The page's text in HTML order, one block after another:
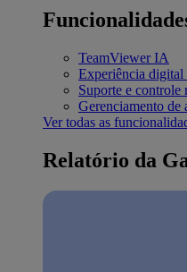
TeamViewer IA
Experiência digital
Suporte e controle
Gerenciamento de
Ver todas as
Relatório da